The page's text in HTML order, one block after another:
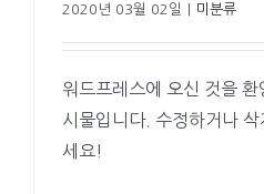
2020년 03월 02일 미분류
워드프레스에 오신 것을 환
시물입니다. 수정하거나
세요!